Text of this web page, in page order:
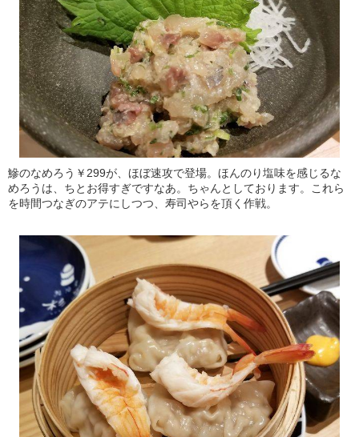
鰺のなめろう￥299が、ほぼ速攻で登場。ほんのり塩味を感じるな
めろうは、ちとお得すぎですなあ。ちゃんとしております。これら
を時間つなぎのアテにしつつ、寿司やらを頂く作戦。